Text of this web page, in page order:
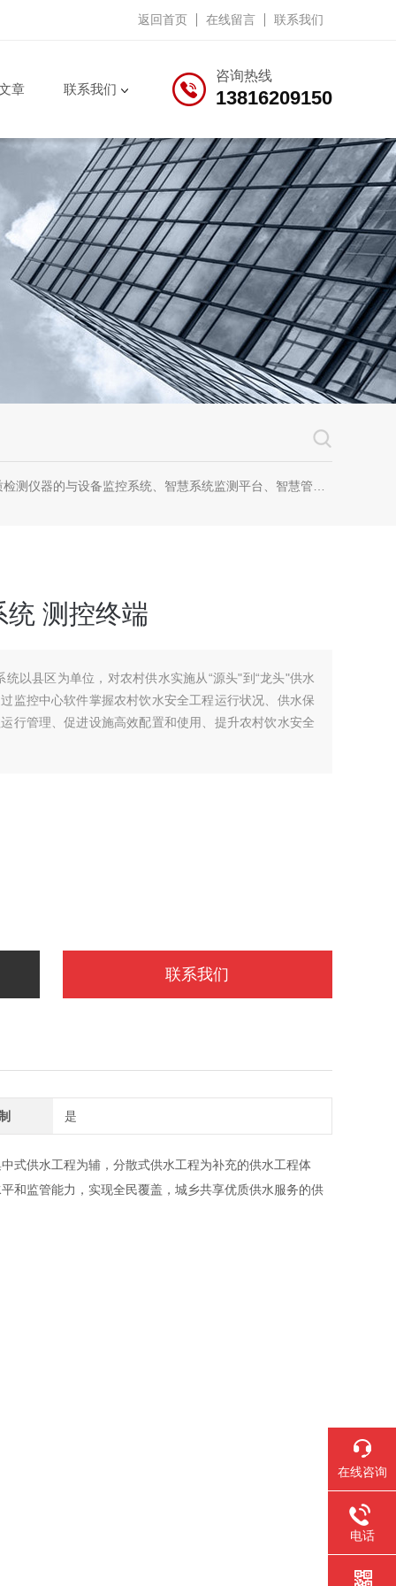
返回首页 在线留言 联系我们
咨询热线
13816209150
章 联系我们
与设备监控系统、智慧系统监测平台、智慧管网监测系统、园区安全生产与消防安全一体化系统
测控终端
以县区为单位，对农村供水实施从“源头"到“龙头"供水
监控中心软件掌握农村饮水安全工程运行状况、供水保
行管理、促进设施高效配置和使用、提升农村饮水安全
联系我们
是
供水工程为辅，分散式供水工程为补充的供水工程体
和监管能力，实现全民覆盖，城乡共享优质供水服务的供
在线咨询
电话